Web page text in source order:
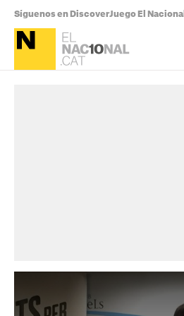
Síguenos en DiscoverJuego El Nacional